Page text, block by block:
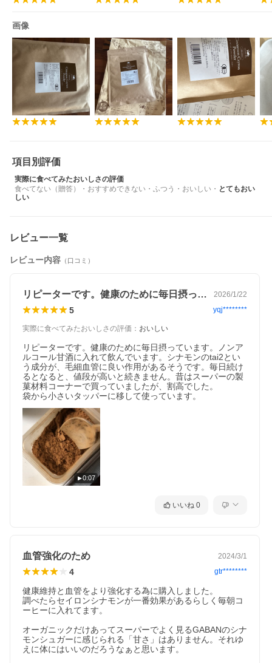
画像
項目別評価
実際に食べてみたおいしさの評価
食べてない（贈答）
・ おすすめできない ・ ふつう ・ おいしい ・ とてもおい
しい
レビュー一覧
レビュー内容 （口コミ）
リピーターです。健康のために毎日摂って… 2026/1/22
5 yqj********
実際に食べてみたおいしさの評価 ： おいしい
リピーターです。健康のために毎日摂っています。ノンア
ルコール甘酒に入れて飲んでいます。シナモンのtai2とい
う成分が、毛細血管に良い作用があるそうです。毎日続け
るとなると、値段が高いと続きません。昔はスーパーの製
菓材料コーナーで買っていましたが、割高でした。
袋から小さいタッパーに移して使っています。
0:07
いいね 0
血管強化のため 2024/3/1
4 gtr********
健康維持と血管をより強化する為に購入しました。
調べたらセイロンシナモンが一番効果があるらしく毎朝コ
ーヒーに入れてます。
オーガニックだけあってスーパーでよく見るGABANのシナ
モンシュガーに感じられる「甘さ」はありません。それゆ
えに体にはいいのだろうなぁと思います。